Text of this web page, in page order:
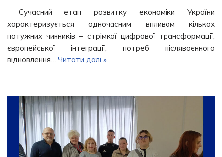
Сучасний етап розвитку економіки України
характеризується одночасним впливом кількох
потужних чинників – стрімкої цифрової трансформації,
європейської інтеграції, потреб післявоєнного
відновлення… Читати далі »